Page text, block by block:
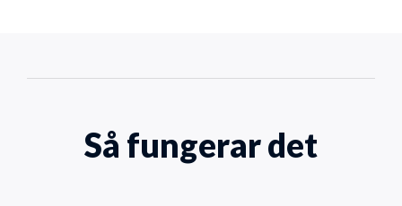
Så fungerar det